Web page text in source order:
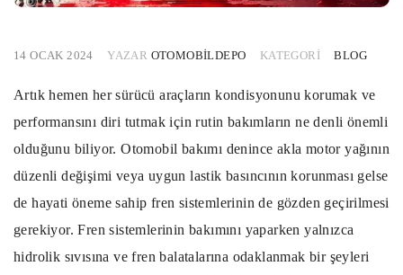
14 OCAK 2024 YAZAR OTOMOBILDEPO KATEGORI BLOG
Artık hemen her sürücü araçların kondisyonunu korumak ve
performansını diri tutmak için rutin bakımların ne denli önemli
olduğunu biliyor. Otomobil bakımı denince akla motor yağının
düzenli değişimi veya uygun lastik basıncının korunması gelse
de hayati öneme sahip fren sistemlerinin de gözden geçirilmesi
gerekiyor. Fren sistemlerinin bakımını yaparken yalnızca
hidrolik sıvısına ve fren balatalarına odaklanmak bir şeyleri